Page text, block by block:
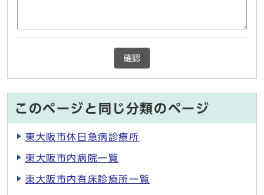
確認
このページと同じ分類のページ
東大阪市休日急病診療所
東大阪市内病院一覧
東大阪市内有床診療所一覧